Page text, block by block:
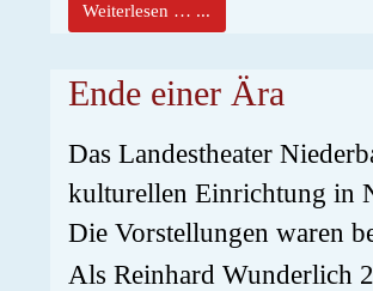
Weiterlesen … ...
Ende einer Ära
Das Landestheater
kulturellen Einrichtung in
Die Vorstellungen waren
Als Reinhard Wunderlich